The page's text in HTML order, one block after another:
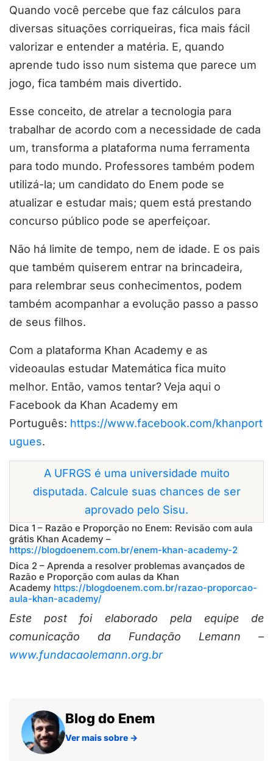
Quando você percebe que faz cálculos para
diversas situações corriqueiras, fica mais fácil
valorizar e entender a matéria. E, quando
aprende tudo isso num sistema que parece um
jogo, fica também mais divertido.
Esse conceito, de atrelar a tecnologia para
trabalhar de acordo com a necessidade de cada
um, transforma a plataforma numa ferramenta
para todo mundo. Professores também podem
utilizá-la; um candidato do Enem pode se
atualizar e estudar mais; quem está prestando
concurso público pode se aperfeiçoar.
Não há limite de tempo, nem de idade. E os pais
que também quiserem entrar na brincadeira,
para relembrar seus conhecimentos, podem
também acompanhar a evolução passo a passo
de seus filhos.
Com a plataforma Khan Academy e as
videoaulas estudar Matemática fica muito
melhor. Então, vamos tentar?Veja aqui o
Facebook da Khan Academy em
Português: https://www.facebook.com/khanport
ugues.
A UFRGS é uma universidade muito
disputada. Calcule suas chances de ser
aprovado pelo Sisu.
Dica 1 – Razão e Proporção no Enem: Revisão com aula
grátis Khan Academy –
https://blogdoenem.com.br/enem-khan-academy-2
Dica 2 – Aprenda a resolver problemas avançados de
Razão e Proporção com aulas da Khan
Academy https://blogdoenem.com.br/razao-proporcao-
aula-khan-academy/
Este post foi elaborado pela equipe de
comunicação da Fundação Lemann –
www.fundacaolemann.org.br
Blog do Enem
Ver mais sobre →